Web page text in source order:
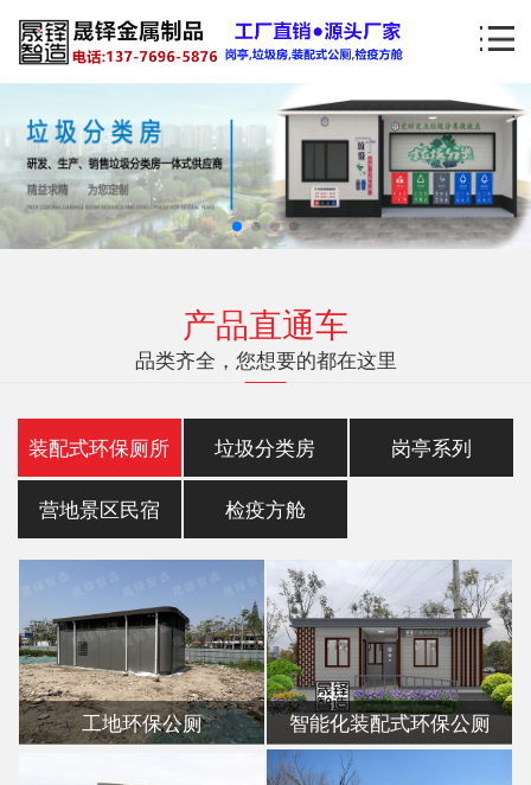
产品直通车
品类齐全，您想要的都在这里
装配式环保厕所 垃圾分类房 岗亭系列
营地景区民宿 检疫方舱
工地环保公厕 智能化装配式环保公厕